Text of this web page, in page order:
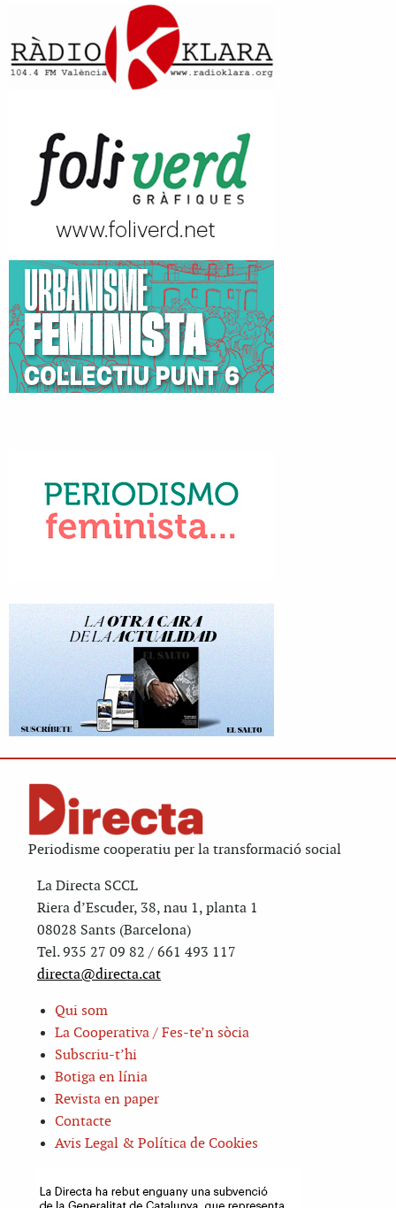
Periodisme cooperatiu per la transformació social
La Directa SCCL
Riera d’Escuder, 38, nau 1, planta 1
08028 Sants (Barcelona)
Tel. 935 27 09 82 / 661 493 117
directa@directa.cat
Qui som
La Cooperativa / Fes-te’n sòcia
Subscriu-t’hi
Botiga en línia
Revista en paper
Contacte
Avis Legal & Política de Cookies